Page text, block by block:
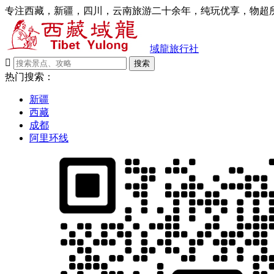
专注西藏，新疆，四川，云南旅游二十余年，纯玩优享，物超
域龍旅行社

搜索
热门搜索：
新疆
西藏
成都
阿里环线